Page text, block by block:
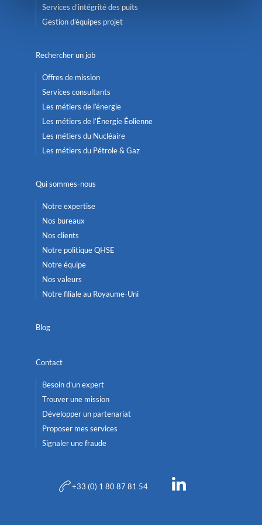
Services d’intégrité des puits
Gestion d’équipes projet
Rechercher un job
Offres de mission
Services consultants
Les métiers de l’énergie
Les métiers de l’Énergie Éolienne
Les métiers du Nucléaire
Les métiers du Pétrole & Gaz
Qui sommes-nous
Notre expertise
Nos bureaux
Nos clients
Notre politique QHSE
Notre équipe
Nos valeurs
Notre filiale au Royaume-Uni
Blog
Contact
Besoin d'un expert
Trouver une mission
Développer un partenariat
Proposer mes services
Signaler une fraude
+33 (0) 1 80 87 81 54